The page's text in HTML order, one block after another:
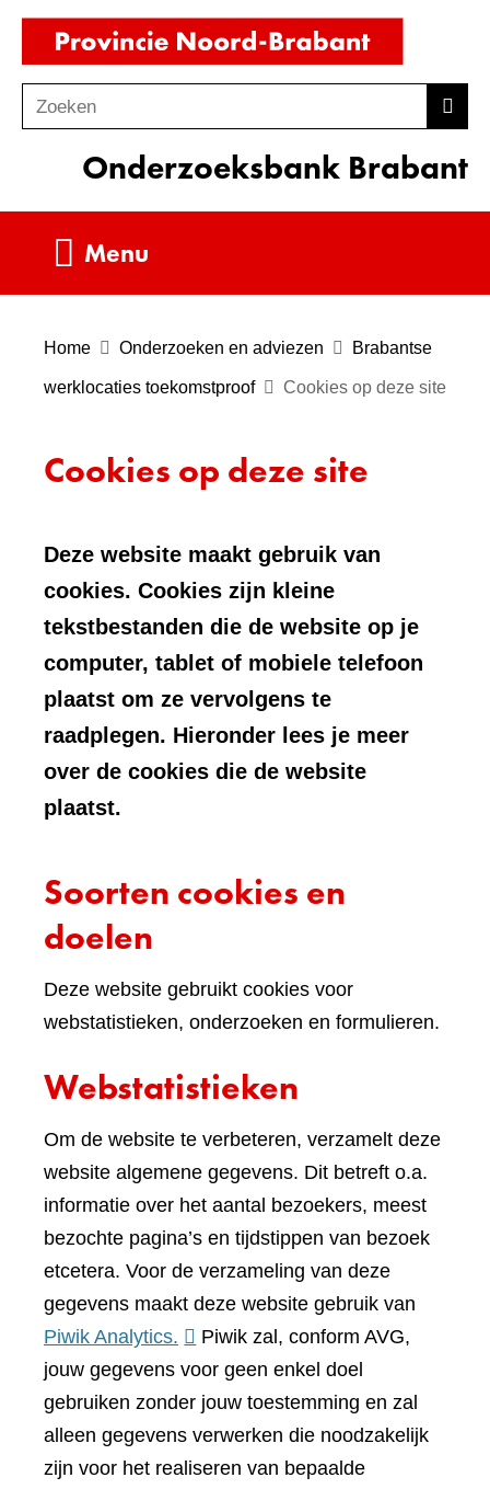
Ga
de
inhoud
o
Zoeken
Onderzoeksbank Brabant
Menu
Home Onderzoeken en adviezen Brabantse
werklocaties toekomstproof Cookies op deze site
Cookies op deze site
Deze website maakt gebruik van
cookies. Cookies zijn kleine
tekstbestanden die de website op je
computer, tablet of mobiele telefoon
plaatst om ze vervolgens te
raadplegen. Hieronder lees je meer
over de cookies die de website
plaatst.
Soorten cookies en
doelen
Deze website gebruikt cookies voor
webstatistieken, onderzoeken en formulieren.
Webstatistieken
Om de website te verbeteren, verzamelt deze
website algemene gegevens. Dit betreft o.a.
informatie over het aantal bezoekers, meest
bezochte pagina’s en tijdstippen van bezoek
etcetera. Voor de verzameling van deze
gegevens maakt deze website gebruik van
Piwik Analytics. (verwijst
naar
een
andere
website)
Piwik zal, conform AVG,
jouw gegevens voor geen enkel doel
gebruiken zonder jouw toestemming en zal
alleen gegevens verwerken die noodzakelijk
zijn voor het realiseren van bepaalde